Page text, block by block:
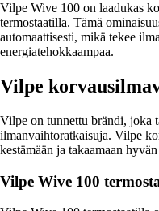
Vilpe Wive 100 on laadukas
termostaatilla. Tämä
automaattisesti, mikä tekee
energiatehokkaampaa.
Vilpe
Vilpe on tunnettu brändi, joka
ilmanvaihtoratkaisuja. Vilpe
kestämään ja takaamaan
Vilpe Wive 100